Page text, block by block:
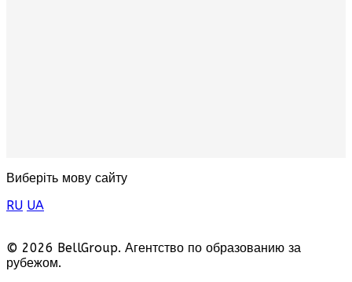
Виберіть мову сайту
RU UA
© 2026 BellGroup. Агентство по образованию за
рубежом.